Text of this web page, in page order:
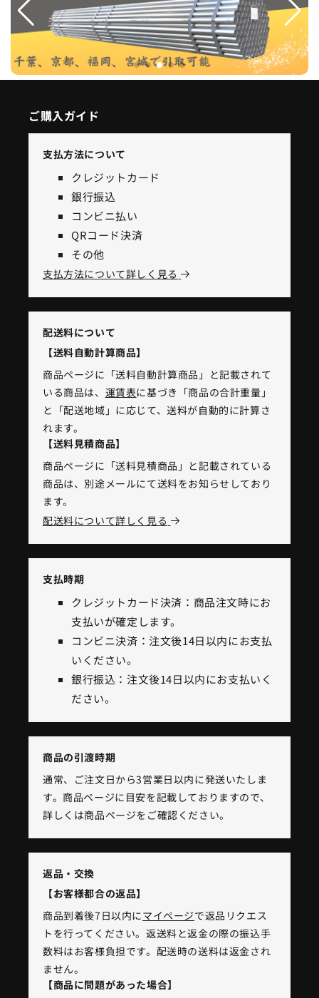
ご購入ガイド
支払方法について
クレジットカード
銀行振込
コンビニ払い
QRコード決済
その他
支払方法について詳しく見る
配送料について
【送料自動計算商品】
商品ページに「送料自動計算商品」と記載されて
いる商品は、 運賃表に基づき「商品の合計重量」
と「配送地域」に応じて、送料が自動的に計算さ
れます。
【送料見積商品】
商品ページに「送料見積商品」と記載されている
商品は、別途メールにて送料をお知らせしており
ます。
配送料について詳しく見る
支払時期
クレジットカード決済：商品注文時にお
支払いが確定します。
コンビニ決済：注文後14日以内にお支払
いください。
銀行振込：注文後14日以内にお支払いく
ださい。
商品の引渡時期
通常、ご注文日から3営業日以内に発送いたしま
す。商品ページに目安を記載しておりますので、
詳しくは商品ページをご確認ください。
返品・交換
【お客様都合の返品】
商品到着後7日以内にマイページで返品リクエス
トを行ってください。返送料と返金の際の振込手
数料はお客様負担です。配送時の送料は返金され
ません。
【商品に問題があった場合】